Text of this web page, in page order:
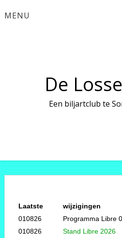
naar
MENU
De
Een biljartclub te
Laatste
wijzigingen
010826
Programma Libre
010826
Stand Libre 2026